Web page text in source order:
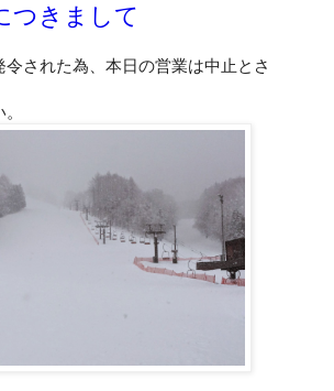
つきまして
令された為、本日の営業は中止とさ